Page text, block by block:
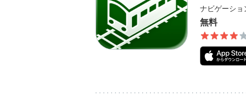
ナビゲーショ
無料